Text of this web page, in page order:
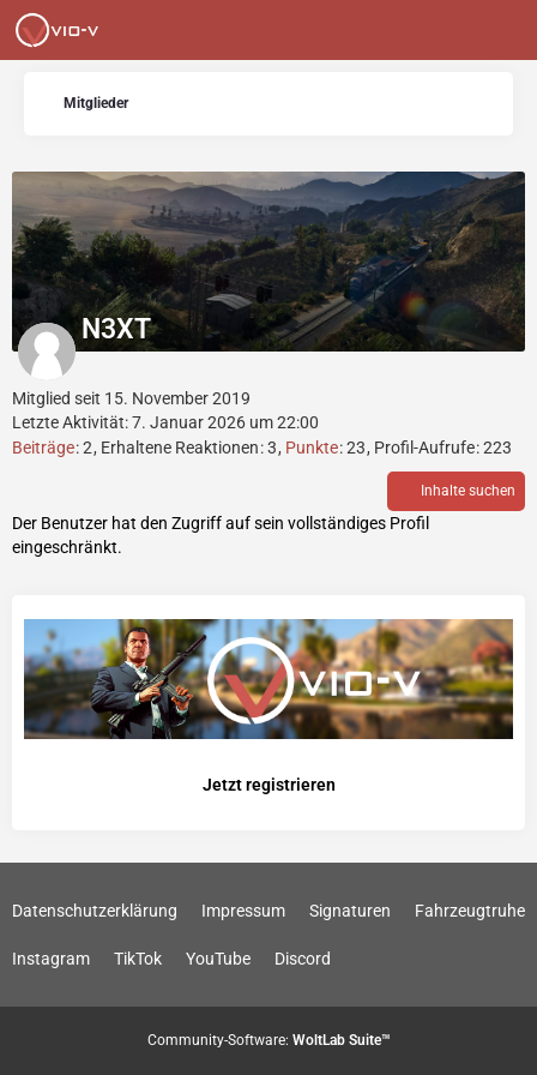
Mitglieder
N3XT
Mitglied seit 15. November 2019
Letzte Aktivität:7. Januar 2026 um 22:00
Beiträge 2 Erhaltene Reaktionen 3 Punkte 23 Profil-Aufrufe 223
Inhalte suchen
Der Benutzer hat den Zugriff auf sein vollständiges Profil
eingeschränkt.
Jetzt registrieren
Datenschutzerklärung Impressum Signaturen Fahrzeugtruhe
Instagram TikTok YouTube Discord
Community-Software: WoltLab Suite™